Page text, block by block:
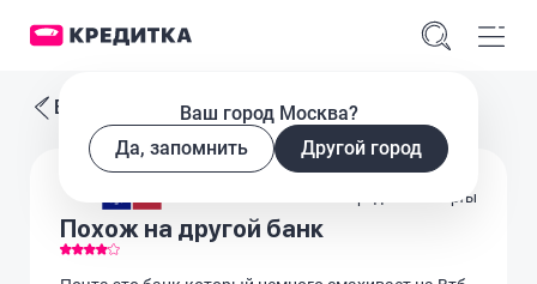
Ваш город Москва?
Да, запомнить
Другой город
Все отзывы
Похож на другой банк
Кредитные карты